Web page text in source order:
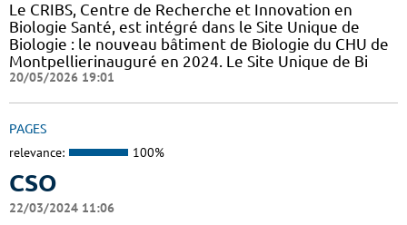
Le CRIBS, Centre de Recherche et Innovation en
Biologie Santé, est intégré dans le Site Unique de
Biologie : le nouveau bâtiment de Biologie du CHU de
Montpellierinauguré en 2024. Le Site Unique de Bi
20/05/2026 19:01
PAGES
relevance: 100%
CSO
22/03/2024 11:06